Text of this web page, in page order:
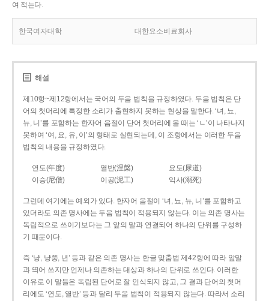
여 적는다.
한국여자대학 대한요소비료회사
해설
제10항~제12항에서는 국어의 두음 법칙을 규정하였다. 두음 법칙은 단
어의 첫머리에 특정한 소리가 출현하지 못하는 현상을 말한다. ‘녀, 뇨,
뉴, 니’를 포함하는 한자어 음절이 단어 첫머리에 올 때는 ‘ㄴ’이 나타나지
못하여 ‘여, 요, 유, 이’의 형태로 실현되는데, 이 조항에서는 이러한 두음
법칙의 내용을 규정하였다.
연도(年度) 열반(涅槃)
요도(尿道)
이승(尼僧)
이공(泥工) 익사(溺死)
그런데 여기에는 예외가 있다. 한자어 음절이 ‘녀, 뇨, 뉴, 니’를 포함하고
있더라도 의존 명사에는 두음 법칙이 적용되지 않는다. 이는 의존 명사는
독립적으로 쓰이기보다는 그 앞의 말과 연결되어 하나의 단위를 구성하
기 때문이다.
즉 ‘냥, 냥쭝, 년’ 등과 같은 의존 명사는 한글 맞춤법 제42항에 따라 앞말
과 띄어 쓰지만 언제나 의존하는 대상과 하나의 단위로 쓰인다. 이러한
이유로 이 말들은 독립된 단어로 잘 인식되지 않고, 그 결과 단어의 첫머
리에도 ‘연도, 열반’ 등과 달리 두음 법칙이 적용되지 않는다. 따라서 소리